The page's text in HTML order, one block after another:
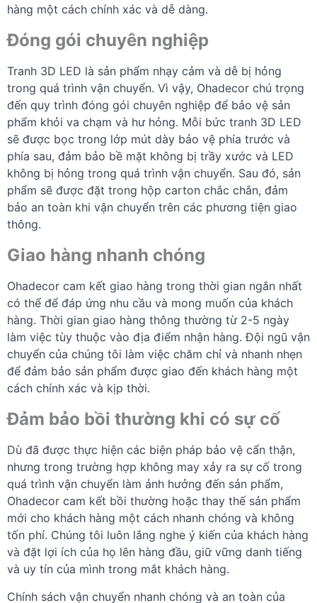
hàng một cách chính xác và dễ dàng.
Đóng gói chuyên nghiệp
Tranh 3D LED là sản phẩm nhạy cảm và dễ bị hỏng
trong quá trình vận chuyển. Vì vậy, Ohadecor chú trọng
đến quy trình đóng gói chuyên nghiệp để bảo vệ sản
phẩm khỏi va chạm và hư hỏng. Mỗi bức tranh 3D LED
sẽ được bọc trong lớp mút dày bảo vệ phía trước và
phía sau, đảm bảo bề mặt không bị trầy xước và LED
không bị hỏng trong quá trình vận chuyển. Sau đó, sản
phẩm sẽ được đặt trong hộp carton chắc chắn, đảm
bảo an toàn khi vận chuyển trên các phương tiện giao
thông.
Giao hàng nhanh chóng
Ohadecor cam kết giao hàng trong thời gian ngắn nhất
có thể để đáp ứng nhu cầu và mong muốn của khách
hàng. Thời gian giao hàng thông thường từ 2-5 ngày
làm việc tùy thuộc vào địa điểm nhận hàng. Đội ngũ vận
chuyển của chúng tôi làm việc chăm chỉ và nhanh nhẹn
để đảm bảo sản phẩm được giao đến khách hàng một
cách chính xác và kịp thời.
Đảm bảo bồi thường khi có sự cố
Dù đã được thực hiện các biện pháp bảo vệ cẩn thận,
nhưng trong trường hợp không may xảy ra sự cố trong
quá trình vận chuyển làm ảnh hưởng đến sản phẩm,
Ohadecor cam kết bồi thường hoặc thay thế sản phẩm
mới cho khách hàng một cách nhanh chóng và không
tốn phí. Chúng tôi luôn lắng nghe ý kiến của khách hàng
và đặt lợi ích của họ lên hàng đầu, giữ vững danh tiếng
và uy tín của mình trong mắt khách hàng.
Chính sách vận chuyển nhanh chóng và an toàn của